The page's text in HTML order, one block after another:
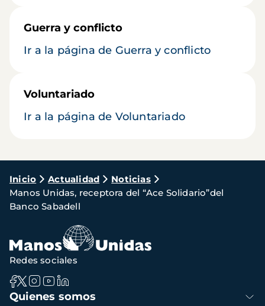
Guerra y conflicto
Ir a la página de Guerra y conflicto
Voluntariado
Ir a la página de Voluntariado
Ruta
de
navegación
Inicio Actualidad
Noticias
Manos Unidas, receptora del “Ace Solidario”del
Banco Sabadell
Navegación
Quienes somos
Redes sociales